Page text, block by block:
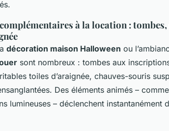
à la location :
décoration maison Halloween ou
sont nombreux : tombes aux
toiles d’araignée, chauves-souris
Des éléments animés –
lumineuses – déclenchent instantanément